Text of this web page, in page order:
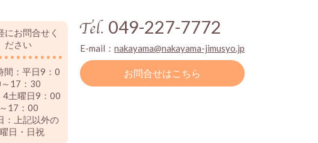
にお問合せく
ださい
間：平日9：0
17：30
4土曜日9：00
～17：00
：上記以外の
日・日祝
049-227-7772
E-mail： nakayama@nakayama-jimusyo.jp
お問合せはこちら